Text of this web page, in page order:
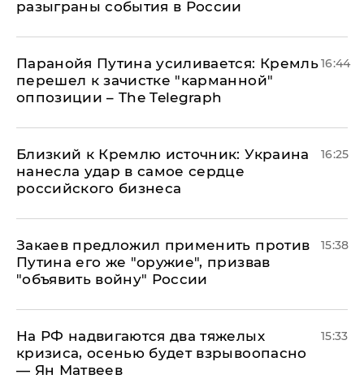
разыграны события в России
Паранойя Путина усиливается: Кремль
перешел к зачистке "карманной"
оппозиции – The Telegraph
16:44
Близкий к Кремлю источник: Украина
нанесла удар в самое сердце
российского бизнеса
16:25
Закаев предложил применить против
Путина его же "оружие", призвав
"объявить войну" России
15:38
На РФ надвигаются два тяжелых
кризиса, осенью будет взрывоопасно
— Ян Матвеев
15:33